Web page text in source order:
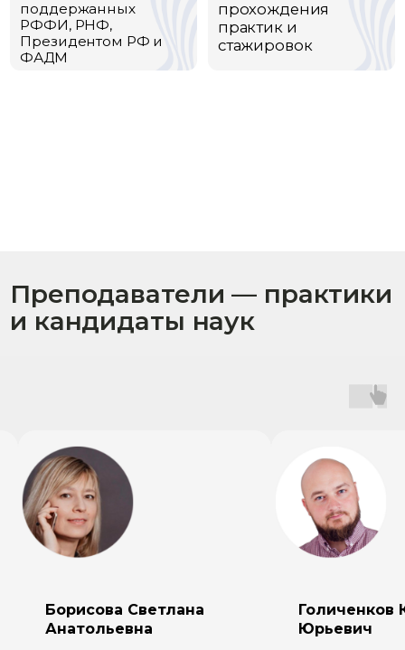
Голиченков Кирилл
Юрьевич
Занин
Сергеевич